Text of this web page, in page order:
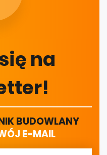
na
BUDOWLANY
E-MAIL